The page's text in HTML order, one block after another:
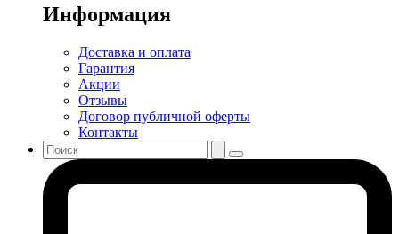
Информация
Доставка и оплата
Гарантия
Акции
Отзывы
Договор публичной оферты
Контакты